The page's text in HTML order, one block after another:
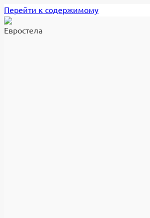
Перейти к содержимому